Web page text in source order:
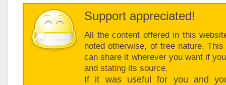
Support appreciated!
All the content offered in this
noted otherwise, of free nature.
can share it wherever you want if
and stating its source.
If it was useful for you and